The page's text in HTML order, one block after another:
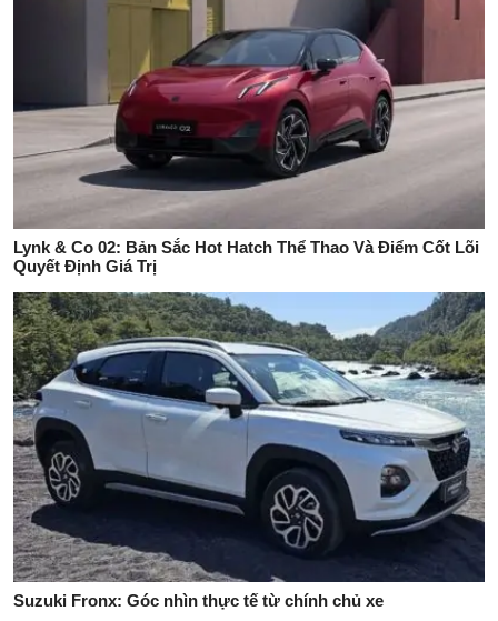
Lynk & Co 02: Bản Sắc Hot Hatch Thể Thao Và Điểm Cốt Lõi
Quyết Định Giá Trị
Suzuki Fronx: Góc nhìn thực tế từ chính chủ xe